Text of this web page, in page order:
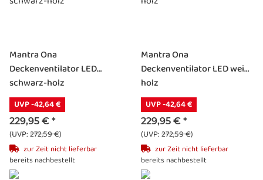
Mantra Ona
Deckenventilator LED
schwarz-holz
UVP -42,64 €
229,95 € *
(UVP:272,59 €)
zur Zeit nicht lieferbar
bereits nachbestellt
Mantra Ona
Deckenventilator LED weiß-
holz
UVP -42,64 €
229,95 € *
(UVP:272,59 €)
zur Zeit nicht lieferbar
bereits nachbestellt